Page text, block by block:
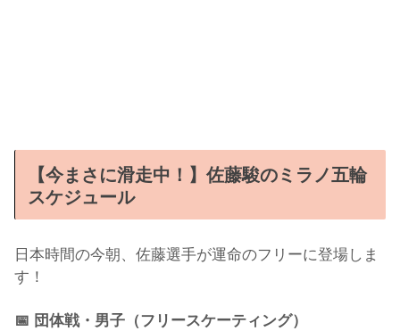
【今まさに滑走中！】佐藤駿のミラノ五輪
スケジュール
日本時間の今朝、佐藤選手が運命のフリーに登場しま
す！
📅 団体戦・男子（フリースケーティング）